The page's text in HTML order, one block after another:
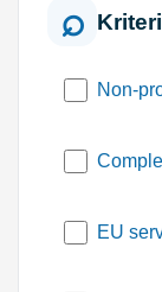
Non-
EU